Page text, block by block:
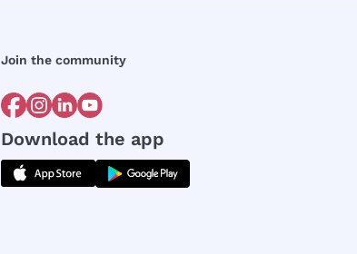
Join the community
Download the app